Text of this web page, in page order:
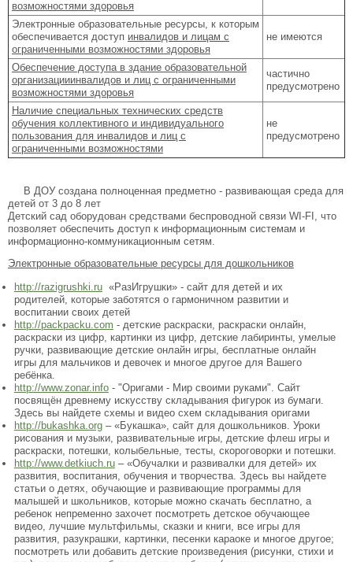
возможностями здоровья
Электронные образовательные ресурсы, к которым
обеспечивается доступ инвалидов и лицам с
ограниченными возможностями здоровья
не имеются
Обеспечение доступа в здание образовательной
организацииинвалидов и лиц с ограниченными
возможностями здоровья
частично
предусмотрено
Наличие специальных технических средств
обучения коллективного и индивидуального
пользования для инвалидов и лиц с
ограниченными возможностями
не
предусмотрено
В ДОУ создана полноценная предметно - развивающая среда для
детей от 3 до 8 лет
Детский сад оборудован средствами беспроводной связи WI-FI, что
позволяет обеспечить доступ к информационным системам и
информационно-коммуникационным сетям.
Электронные образовательные ресурсы для дошкольников
http://razigrushki.ru«РазИгрушки» - сайт для детей и их
родителей, которые заботятся о гармоничном развитии и
воспитании своих детей
http://packpacku.com - детские раскраски, раскраски онлайн,
раскраски из цифр, картинки из цифр, детские лабиринты, умелые
ручки, развивающие детские онлайн игры, бесплатные онлайн
игры для мальчиков и девочек и многое другое для Вашего
ребёнка.
http://www.zonar.info- "Оригами - Мир своими руками". Сайт
посвящён древнему искусству складывания фигурок из бумаги.
Здесь вы найдете схемы и видео схем складывания оригами
http://bukashka.org– «Букашка», сайт для дошкольников. Уроки
рисования и музыки, развивательные игры, детские флеш игры и
раскраски, потешки, колыбельные, тесты, скороговорки и потешки.
http://www.detkiuch.ru– «Обучалки и развивалки для детей» их
развития, воспитания, обучения и творчества. Здесь вы найдете
статьи о детях, обучающие и развивающие программы для
малышей и школьников, которые можно скачать бесплатно, а
ребенок непременно захочет посмотреть детское обучающее
видео, лучшие мультфильмы, сказки и книги, все игры для
развития, разукрашки, картинки, песенки караоке и многое другое;
посмотреть или добавить детские произведения (рисунки, стихи и